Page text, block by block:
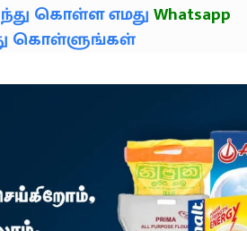
கொள்ள எமதுWhatsapp
கொள்ளுங்கள்